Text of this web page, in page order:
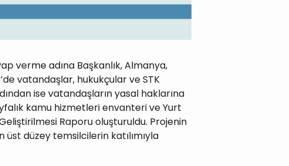
verme adına Başkanlık, Almanya,
vatandaşlar, hukukçular ve STK
ise vatandaşların yasal haklarına
kamu hizmetleri envanteri ve Yurt
Raporu oluşturuldu. Projenin
düzey temsilcilerin katılımıyla